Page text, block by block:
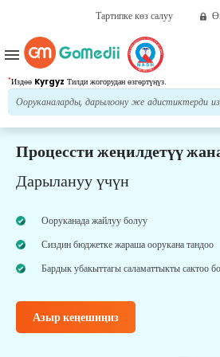
Тартипке көз салуу
*Издөө Kyrgyz Тилди жогорудан өзгөртүңүз.
menu
Процессти жеңилдетүү
Дарылануу үчүн
Ооруканада жайлуу болуу
Сиздин бюджетке жараша оорукана тандоо
Бардык убакыттагы саламаттыкты сактоо
Азыр кеңешиңиз